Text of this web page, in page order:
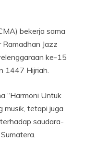
bekerja sama
Jazz
ke-15
1447 Hijriah.
“Harmoni Untuk
musik, tetapi juga
saudara-